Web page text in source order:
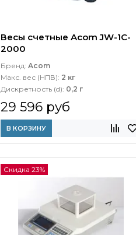
Весы счетные Acom JW-1C-
2000
Бренд: Acom
Макс. вес (НПВ): 2 кг
Дискретность (d): 0,2 г
29 596 руб
В КОРЗИНУ
Скидка 23%